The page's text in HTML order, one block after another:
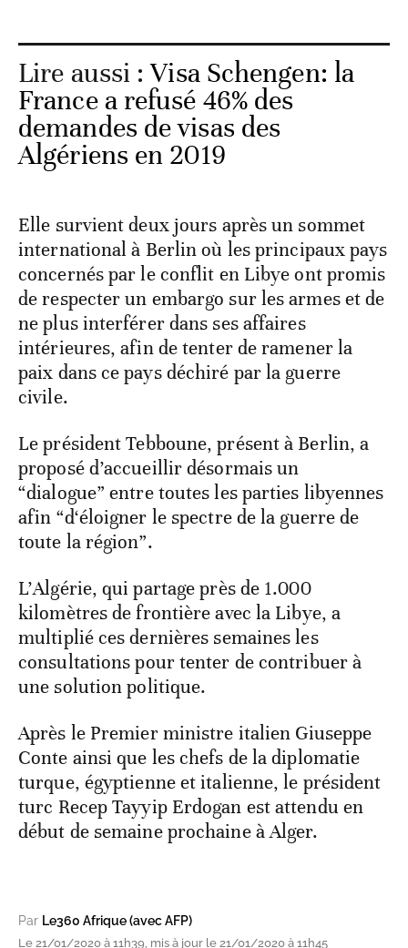
Lire aussi :Visa Schengen: la
France a refusé 46% des
demandes de visas des
Algériens en 2019
Elle survient deux jours après un sommet
international à Berlin où les principaux pays
concernés par le conflit en Libye ont promis
de respecter un embargo sur les armes et de
ne plus interférer dans ses affaires
intérieures, afin de tenter de ramener la
paix dans ce pays déchiré par la guerre
civile.
Le président Tebboune, présent à Berlin, a
proposé d’accueillir désormais un
“dialogue” entre toutes les parties libyennes
afin “d‘éloigner le spectre de la guerre de
toute la région”.
L’Algérie, qui partage près de 1.000
kilomètres de frontière avec la Libye, a
multiplié ces dernières semaines les
consultations pour tenter de contribuer à
une solution politique.
Après le Premier ministre italien Giuseppe
Conte ainsi que les chefs de la diplomatie
turque, égyptienne et italienne, le président
turc Recep Tayyip Erdogan est attendu en
début de semaine prochaine à Alger.
Par Le360 Afrique (avec AFP)
Le 21/01/2020 à 11h39, mis à jour le 21/01/2020 à 11h45